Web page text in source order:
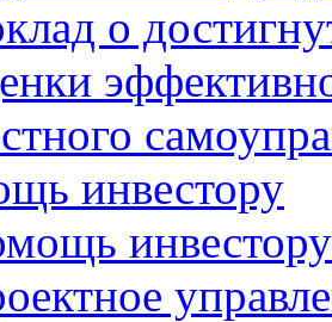
о
инвестору
инвестору